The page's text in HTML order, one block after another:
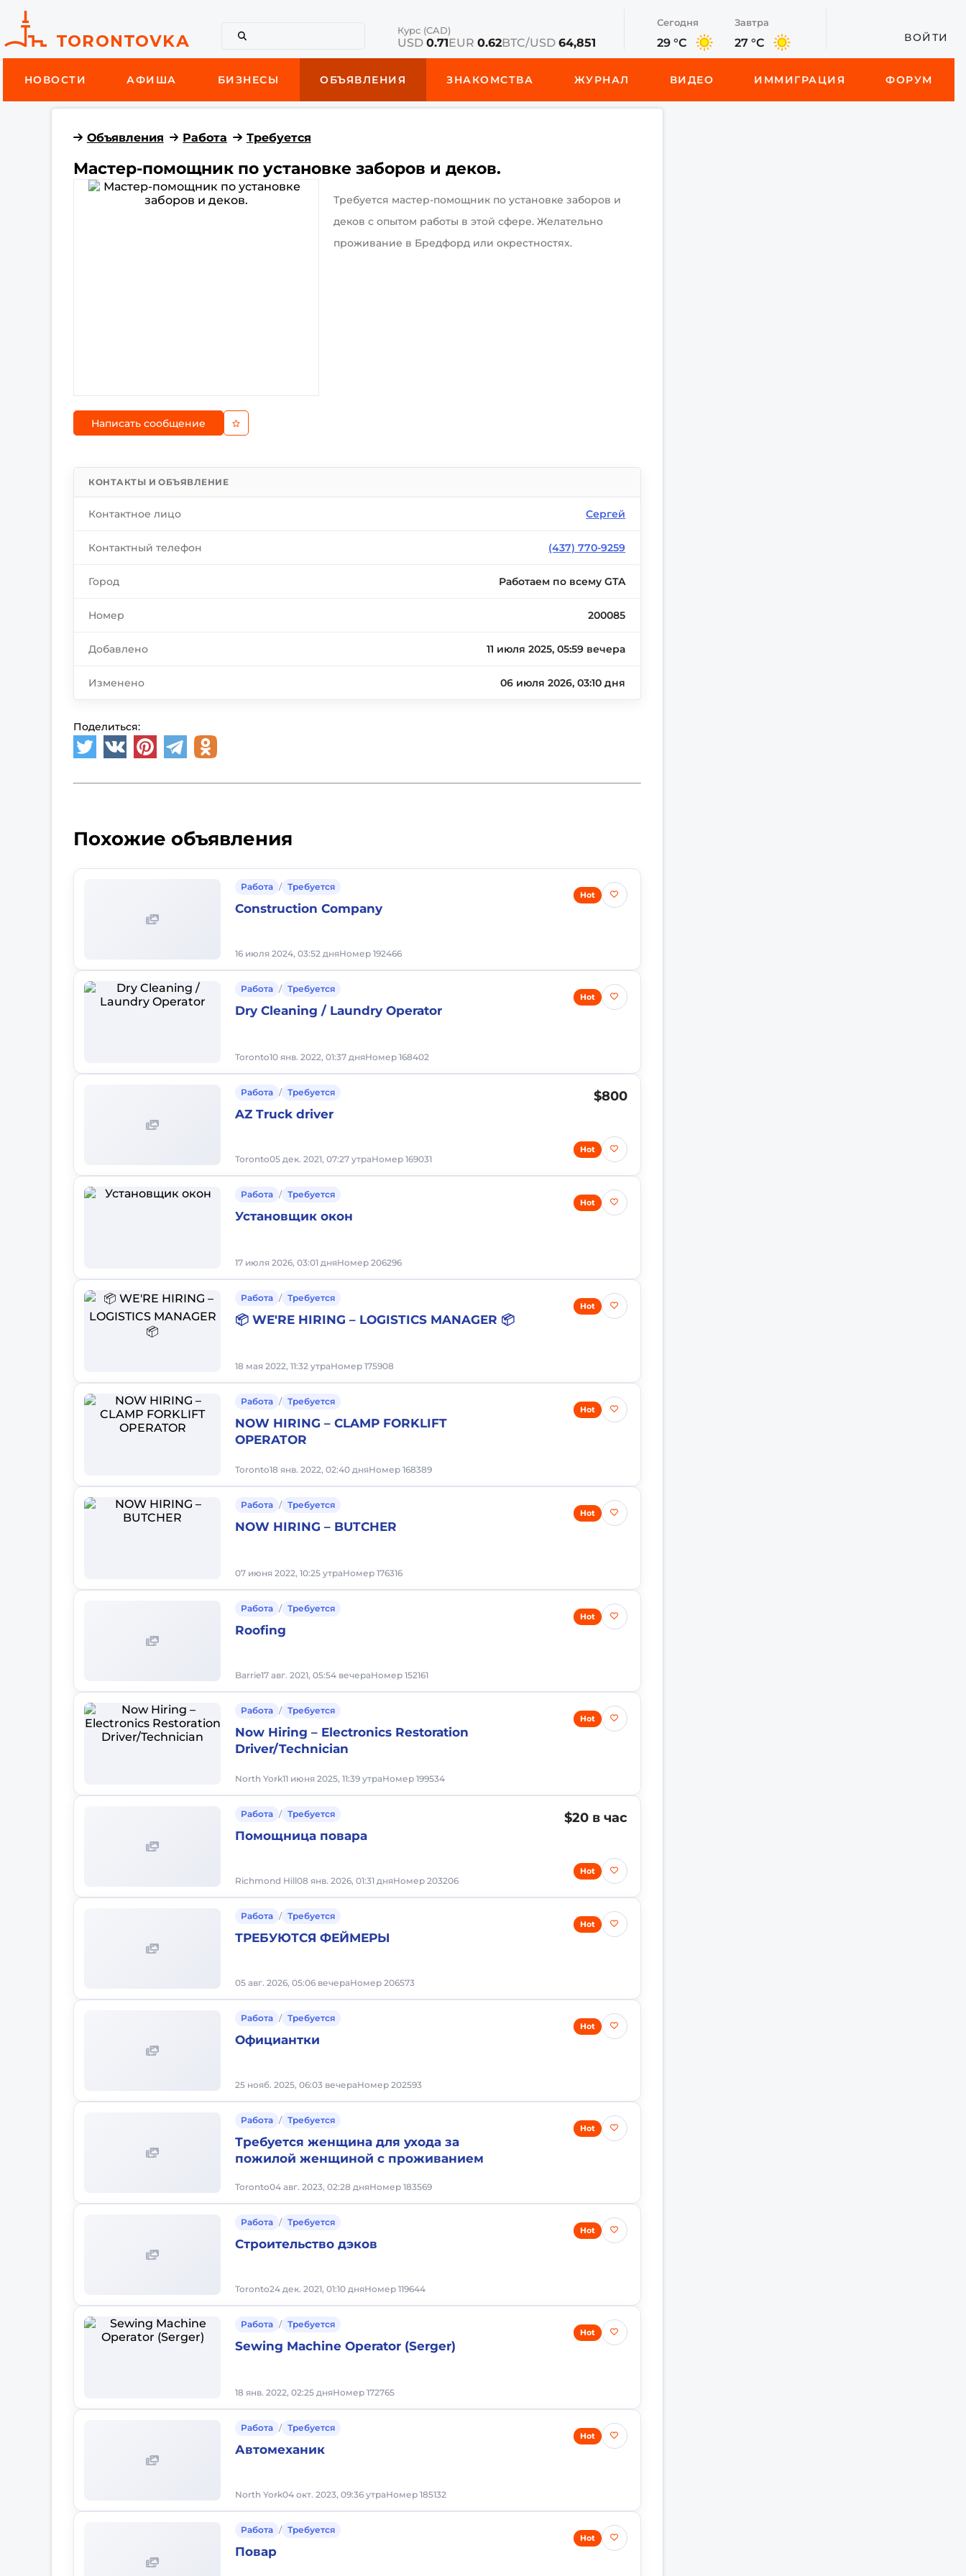
Курс (CAD)
USD 0.71EUR 0.62BTC/USD 64,851
Сегодня
29 °C
Завтра
27 °C ВОЙТИ
НОВОСТИ АФИША БИЗНЕСЫ ОБЪЯВЛЕНИЯ ЗНАКОМСТВА ЖУРНАЛ ВИДЕО ИММИГРАЦИЯ ФОРУМ
Объявления Работа Требуется
Мастер-помощник по установке заборов и деков.
Написать сообщение
Требуется мастер-помощник по установке заборов и
деков с опытом работы в этой сфере. Желательно
проживание в Бредфорд или окрестностях.
КОНТАКТЫ И ОБЪЯВЛЕНИЕ
Контактное лицо Сергей
Контактный телефон (437) 770-9259
Город Работаем по всему GTA
Номер 200085
Добавлено 11 июля 2025, 05:59 вечера
Изменено 06 июля 2026, 03:10 дня
Поделиться:
Похожие объявления
Работа / Требуется
Construction Company
16 июля 2024, 03:52 дняНомер 192466
Hot
Работа / Требуется
Dry Cleaning / Laundry Operator
Toronto10 янв. 2022, 01:37 дняНомер 168402
Hot
Работа / Требуется
AZ Truck driver
Toronto05 дек. 2021, 07:27 утраНомер 169031
$800
Hot
Работа / Требуется
Установщик окон
17 июля 2026, 03:01 дняНомер 206296
Hot
Работа / Требуется
📦 WE'RE HIRING – LOGISTICS MANAGER 📦
18 мая 2022, 11:32 утраНомер 175908
Hot
Работа / Требуется
NOW HIRING – CLAMP FORKLIFT
OPERATOR
Toronto18 янв. 2022, 02:40 дняНомер 168389
Hot
Работа / Требуется
NOW HIRING – BUTCHER
07 июня 2022, 10:25 утраНомер 176316
Hot
Работа / Требуется
Roofing
Barrie17 авг. 2021, 05:54 вечераНомер 152161
Hot
Работа / Требуется
Now Hiring – Electronics Restoration
Driver/Technician
North York11 июня 2025, 11:39 утраНомер 199534
Hot
Работа / Требуется
Помощница повара
Richmond Hill08 янв. 2026, 01:31 дняНомер 203206
$20 в час
Hot
Работа / Требуется
ТРЕБУЮТСЯ ФЕЙМЕРЫ
05 авг. 2026, 05:06 вечераНомер 206573
Hot
Работа / Требуется
Официантки
25 нояб. 2025, 06:03 вечераНомер 202593
Hot
Работа / Требуется
Требуется женщина для ухода за
пожилой женщиной с проживанием
Toronto04 авг. 2023, 02:28 дняНомер 183569
Hot
Работа / Требуется
Строительство дэков
Toronto24 дек. 2021, 01:10 дняНомер 119644
Hot
Работа / Требуется
Sewing Machine Operator (Serger)
18 янв. 2022, 02:25 дняНомер 172765
Hot
Работа / Требуется
Автомеханик
North York04 окт. 2023, 09:36 утраНомер 185132
Hot
Работа / Требуется
Повар
Hot